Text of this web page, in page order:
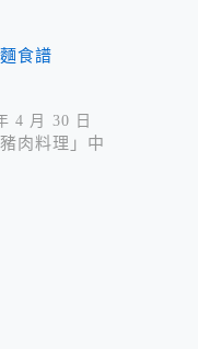
食譜
4 月 30 日
肉料理」中